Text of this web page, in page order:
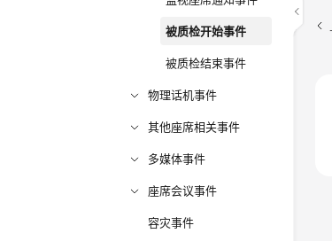
被质检开始事件
被质检结束事件
物理话机事件
其他座席相关事件
多媒体事件
座席会议事件
容灾事件